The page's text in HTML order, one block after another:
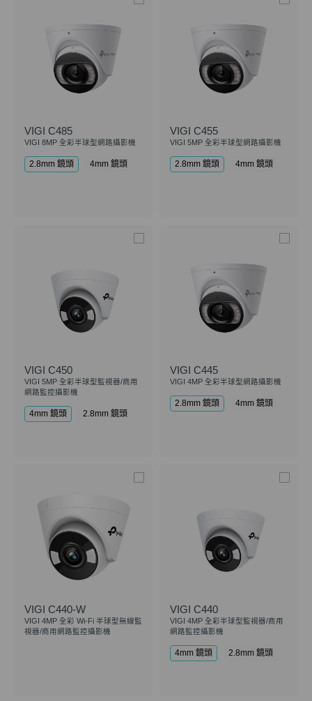
VIGI C485
VIGI 8MP 全彩半球型網路攝影機
2.8mm 鏡頭 4mm 鏡頭
VIGI C455
VIGI 5MP 全彩半球型網路攝影機
2.8mm 鏡頭 4mm 鏡頭
VIGI C450
VIGI 5MP 全彩半球型監視器/商用
網路監控攝影機
4mm 鏡頭 2.8mm 鏡頭
VIGI C445
VIGI 4MP 全彩半球型網路攝影機
2.8mm 鏡頭 4mm 鏡頭
VIGI C440-W
VIGI 4MP 全彩 Wi-Fi 半球型無線監
視器/商用網路監控攝影機
VIGI C440
VIGI 4MP 全彩半球型監視器/商用
網路監控攝影機
4mm 鏡頭 2.8mm 鏡頭